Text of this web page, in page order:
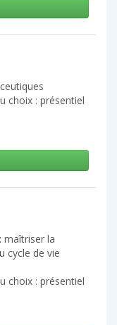
choix : présentiel
maîtriser la
cycle de vie
choix : présentiel